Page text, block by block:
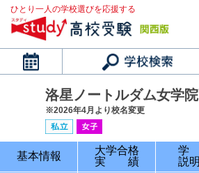
ひとり一人の学校選びを応援する
カレンダー
洛星ノートルダム女学
※2026年4月より校名変更
基本情報
大学合格
実 績
学
説